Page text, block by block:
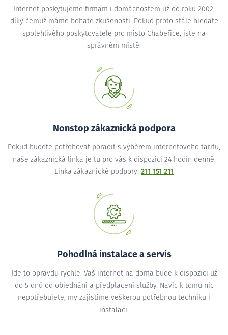
Internet poskytujeme firmám i domácnostem už od roku 2002,
díky čemuž máme bohaté zkušenosti. Pokud proto stále hledáte
spolehlivého poskytovatele pro místo Chabeřice, jste na
správném místě.
Nonstop zákaznická podpora
Pokud budete potřebovat poradit s výběrem internetového tarifu,
naše zákaznická linka je tu pro vás k dispozici 24 hodin denně.
Linka zákaznické podpory: 211 151 211
Pohodlná instalace a servis
Jde to opravdu rychle. Váš internet na doma bude k dispozici už
do 5 dnů od objednání a předplacení služby. Navíc k tomu nic
nepotřebujete, my zajistíme veškerou potřebnou techniku i
instalaci.